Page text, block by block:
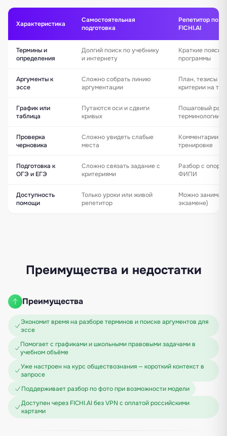
Характеристика
Самостоятельная
подготовка
Репетитор по
FICHI.AI
Термины и
определения
Долгий поиск по учебнику
и интернету
Краткие
программы
Аргументы к
эссе
Сложно собрать линию
аргументации
План, тезисы и
критерии на
График или
таблица
Путаются оси и сдвиги
кривых
Пошаговый
терминологии
Проверка
черновика
Сложно увидеть слабые
места
Комментарии
тренировке
Подготовка к
ОГЭ и ЕГЭ
Сложно связать задание с
критериями
Разбор с
ФИПИ
Доступность
помощи
Только уроки или живой
репетитор
Можно
экзамене)
Преимущества и недостатки
Преимущества
Экономит время на разборе терминов и поиске аргументов для
эссе
Помогает с графиками и школьными правовыми задачами в
учебном объёме
Уже настроен на курс обществознания — короткий контекст в
запросе
Поддерживает разбор по фото при возможности модели
Доступен через FICHI.AI без VPN с оплатой российскими
картами